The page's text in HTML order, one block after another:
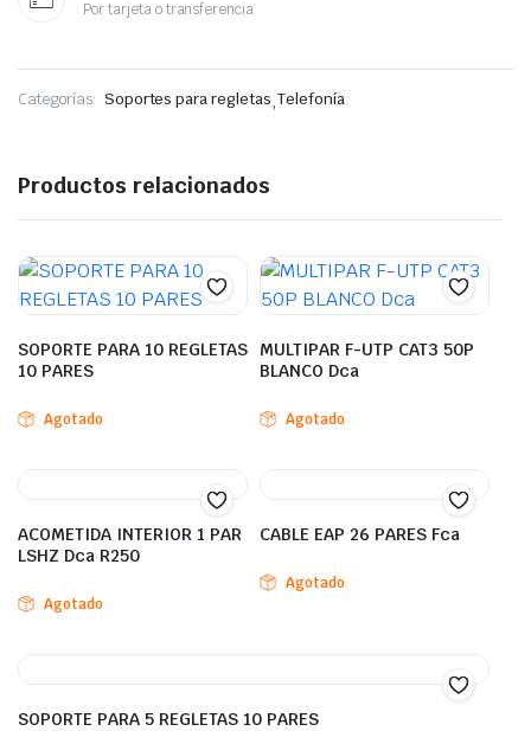
Por tarjeta o transferencia
Categorías: Soportes para regletas,Telefonía
Productos relacionados
SOPORTE PARA 10 REGLETAS
10 PARES
Agotado
MULTIPAR F-UTP CAT3 50P
BLANCO Dca
Agotado
ACOMETIDA INTERIOR 1 PAR
LSHZ Dca R250
Agotado
CABLE EAP 26 PARES Fca
Agotado
SOPORTE PARA 5 REGLETAS 10 PARES